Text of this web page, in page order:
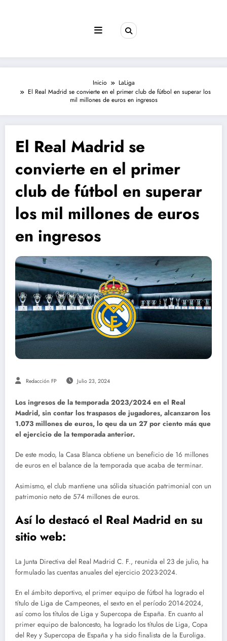
Inicio
LaLiga
El Real Madrid se convierte en el primer club de fútbol en superar los
mil millones de euros en ingresos
El Real Madrid se
convierte en el primer
club de fútbol en superar
los mil millones de euros
en ingresos
Redacción FP Julio 23, 2024
Los ingresos de la temporada 2023/2024 en el Real
Madrid, sin contar los traspasos de jugadores, alcanzaron los
1.073 millones de euros, lo qeu da un 27 por ciento más que
el ejercicio de la temporada anterior.
De este modo, la Casa Blanca obtiene un beneficio de 16 millones
de euros en el balance de la temporada que acaba de terminar.
Asimismo, el club mantiene una sólida situación patrimonial con un
patrimonio neto de 574 millones de euros.
Así lo destacó el Real Madrid en su
sitio web:
La Junta Directiva del Real Madrid C. F., reunida el 23 de julio, ha
formulado las cuentas anuales del ejercicio 2023-2024.
En el ámbito deportivo, el primer equipo de fútbol ha logrado el
título de Liga de Campeones, el sexto en el período 2014-2024,
así como los títulos de Liga y Supercopa de España. En cuanto al
primer equipo de baloncesto, ha logrado los títulos de Liga, Copa
del Rey y Supercopa de España y ha sido finalista de la Euroliga.